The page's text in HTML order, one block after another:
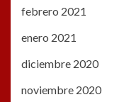
febrero 2021
enero 2021
diciembre 2020
noviembre 2020